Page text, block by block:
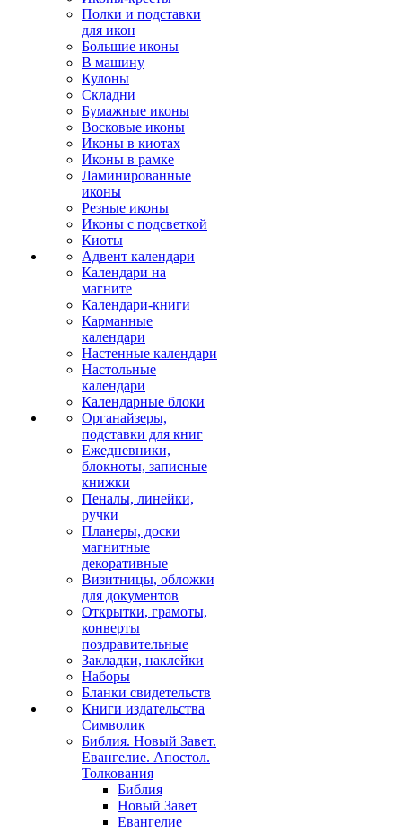
Полки и подставки
для икон
Большие иконы
В машину
Кулоны
Складни
Бумажные иконы
Восковые иконы
Иконы в киотах
Иконы в рамке
Ламинированные
иконы
Резные иконы
Иконы с подсветкой
Киоты
Адвент календари
Календари на
магните
Календари-книги
Карманные
календари
Настенные календари
Настольные
календари
Календарные блоки
Органайзеры,
подставки для книг
Ежедневники,
блокноты, записные
книжки
Пеналы, линейки,
ручки
Планеры, доски
магнитные
декоративные
Визитницы, обложки
для документов
Открытки, грамоты,
конверты
поздравительные
Закладки, наклейки
Наборы
Бланки свидетельств
Книги издательства
Символик
Библия. Новый Завет.
Евангелие. Апостол.
Толкования
Библия
Новый Завет
Евангелие